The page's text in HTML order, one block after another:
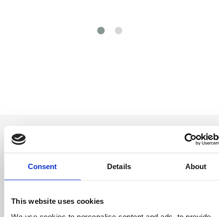
Consent Details About
This website uses cookies
Seja o primeiro a
saber